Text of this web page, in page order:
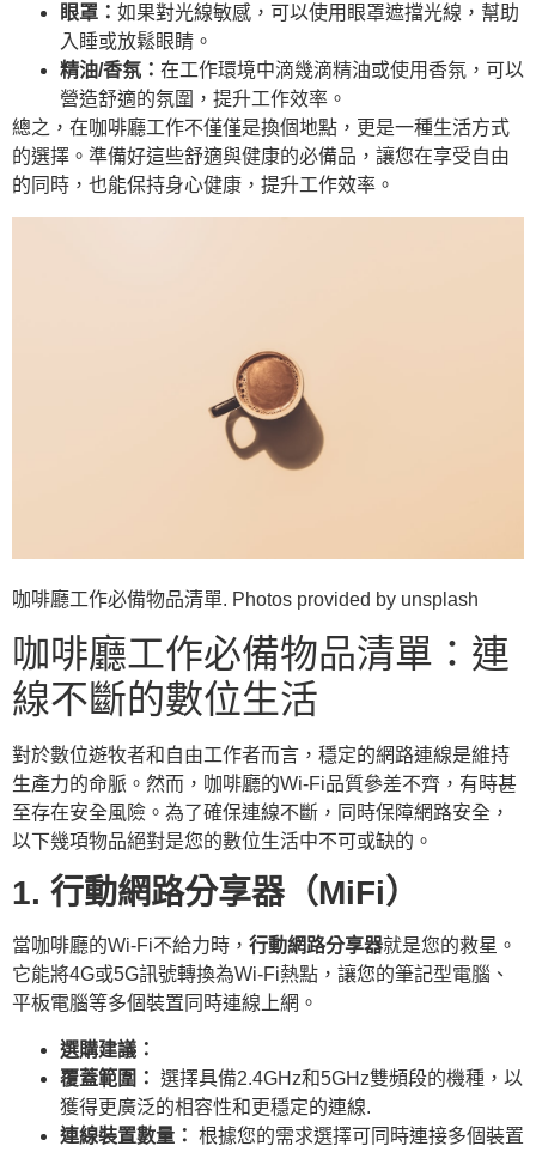
眼罩： 如果對光線敏感，可以使用眼罩遮擋光線，幫助
入睡或放鬆眼睛。
精油/香氛： 在工作環境中滴幾滴精油或使用香氛，可以
營造舒適的氛圍，提升工作效率。
總之，在咖啡廳工作不僅僅是換個地點，更是一種生活方式
的選擇。準備好這些舒適與健康的必備品，讓您在享受自由
的同時，也能保持身心健康，提升工作效率。
咖啡廳工作必備物品清單. Photos provided by unsplash
咖啡廳工作必備物品清單：連
線不斷的數位生活
對於數位遊牧者和自由工作者而言，穩定的網路連線是維持
生產力的命脈。然而，咖啡廳的Wi-Fi品質參差不齊，有時甚
至存在安全風險。為了確保連線不斷，同時保障網路安全，
以下幾項物品絕對是您的數位生活中不可或缺的。
1. 行動網路分享器（MiFi）
當咖啡廳的Wi-Fi不給力時， 行動網路分享器就是您的救星。
它能將4G或5G訊號轉換為Wi-Fi熱點，讓您的筆記型電腦、
平板電腦等多個裝置同時連線上網。
選購建議：
覆蓋範圍： 選擇具備2.4GHz和5GHz雙頻段的機種，以
獲得更廣泛的相容性和更穩定的連線.
連線裝置數量： 根據您的需求選擇可同時連接多個裝置